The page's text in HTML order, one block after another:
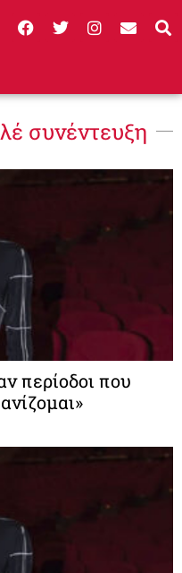
συνέντευξη
περίοδοι που